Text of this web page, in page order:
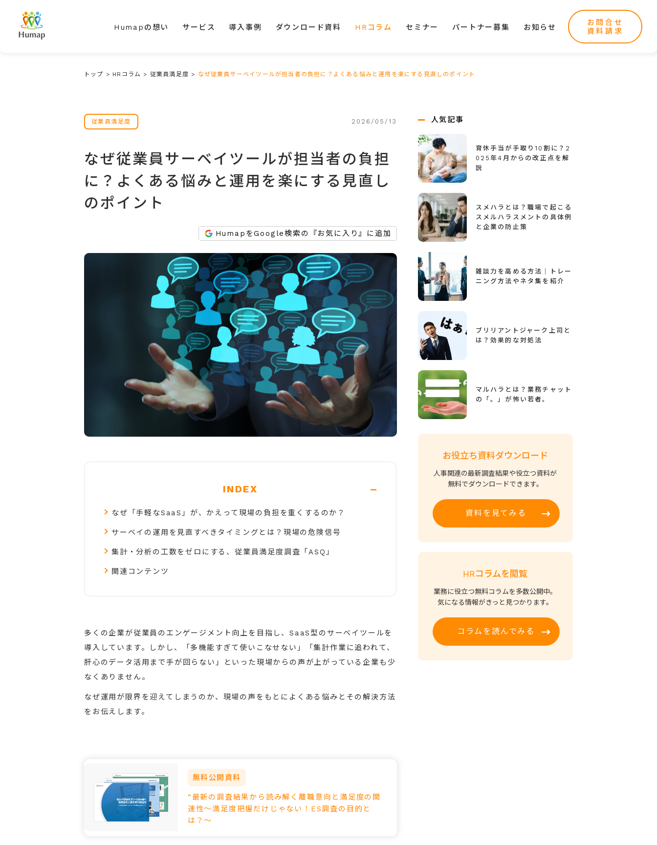
Humapの想い サービス 導入事例 ダウンロード資料 HRコラム セミナー パートナー募集 お知らせ
お問合せ
資料請求
トップ > HRコラム > 従業員満足度 > なぜ従業員サーベイツールが担当者の負担に？よくある悩みと運用を楽にする見直しのポイント
従業員満足度 2026/05/13
なぜ従業員サーベイツールが担当者の負担
に？よくある悩みと運用を楽にする見直し
のポイント
HumapをGoogle検索の『お気に入り』に追加
INDEX -
なぜ「手軽なSaaS」が、かえって現場の負担を重くするのか？
サーベイの運用を見直すべきタイミングとは？現場の危険信号
集計・分析の工数をゼロにする、従業員満足度調査「ASQ」
関連コンテンツ
多くの企業が従業員のエンゲージメント向上を目指し、SaaS型のサーベイツールを
導入しています。しかし、「多機能すぎて使いこなせない」「集計作業に追われて、
肝心のデータ活用まで手が回らない」といった現場からの声が上がっている企業も少
なくありません。
なぜ運用が限界を迎えてしまうのか、現場の声をもとによくある悩みとその解決方法
をお伝えします。
無料公開資料
“最新の調査結果から読み解く離職意向と満足度の関
連性～満足度把握だけじゃない！ES調査の目的と
は？～
人気記事
育休手当が手取り10割に？2
025年4月からの改正点を解
説
スメハラとは？職場で起こる
スメルハラスメントの具体例
と企業の防止策
雑談力を高める方法｜トレー
ニング方法やネタ集を紹介
ブリリアントジャーク上司と
は？効果的な対処法
マルハラとは？業務チャット
の「。」が怖い若者。
お役立ち資料ダウンロード
人事関連の最新調査結果や役立つ資料が
無料でダウンロードできます。
資料を見てみる
HRコラムを閲覧
業務に役立つ無料コラムを多数公開中。
気になる情報がきっと見つかります。
コラムを読んでみる